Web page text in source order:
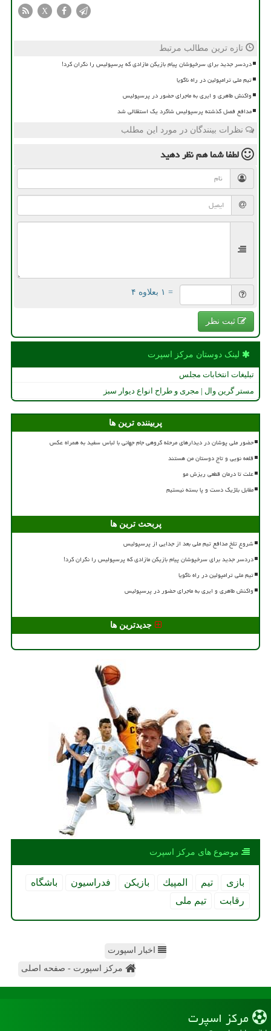
X
تازه ترین مطالب مرتبط
دردسر جدید برای سرخپوشان پیام بازیکن مازادی که پرسپولیس را نگران کرد!
تیم ملی ترامپولین در راه ناگویا
واکنش طاهری و ایری به ماجرای حضور در پرسپولیس
مدافع فصل گذشته پرسپولیس شاگرد یک استقلالی شد
نظرات بینندگان در مورد این مطلب
لطفا شما همنظر دهید
= ۱ بعلاوه ۴
ثبت نظر
لینک دوستان مركز اسپرت
تبلیغات انتخابات مجلس
مستر گرین وال | مجری و طراح انواع دیوار سبز
پربیننده ترین ها
حضور ملی پوشان در دیدارهای مرحله گروهی جام جهانی با لباس سفید به همراه عکس
قلعه نویی و تاج دوستان من هستند
علت تا درمان قطعی ریزش مو
مقابل بلژیک دست و پا بسته نیستیم
پربحث ترین ها
شروع تلخ مدافع تیم ملی بعد از جدایی از پرسپولیس
دردسر جدید برای سرخپوشان پیام بازیکن مازادی که پرسپولیس را نگران کرد!
تیم ملی ترامپولین در راه ناگویا
واکنش طاهری و ایری به ماجرای حضور در پرسپولیس
جدیدترین ها
موضوع های مركز اسپرت
بازی تیم المپیك بازیكن فدراسیون
باشگاه
رقابت
تیم ملی
اخبار اسپورت
مرکز اسپورت - صفحه اصلی
مركز اسپرت